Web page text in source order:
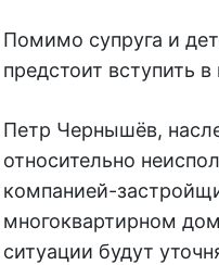
Помимо супруга и
предстоит вступить
Петр Чернышёв,
относительно
компанией-
многоквартирном
ситуации будут